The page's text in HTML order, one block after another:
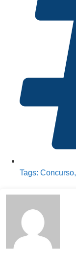
Tags: Concurso,